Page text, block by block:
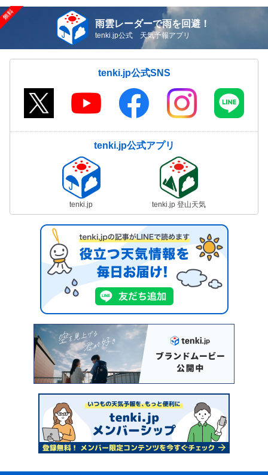
雨雲レーダーで雨を回避！
tenki.jp公式 天気予報アプリ
tenki.jp公式SNS
tenki.jp公式アプリ
tenki.jp tenki.jp 登山天気